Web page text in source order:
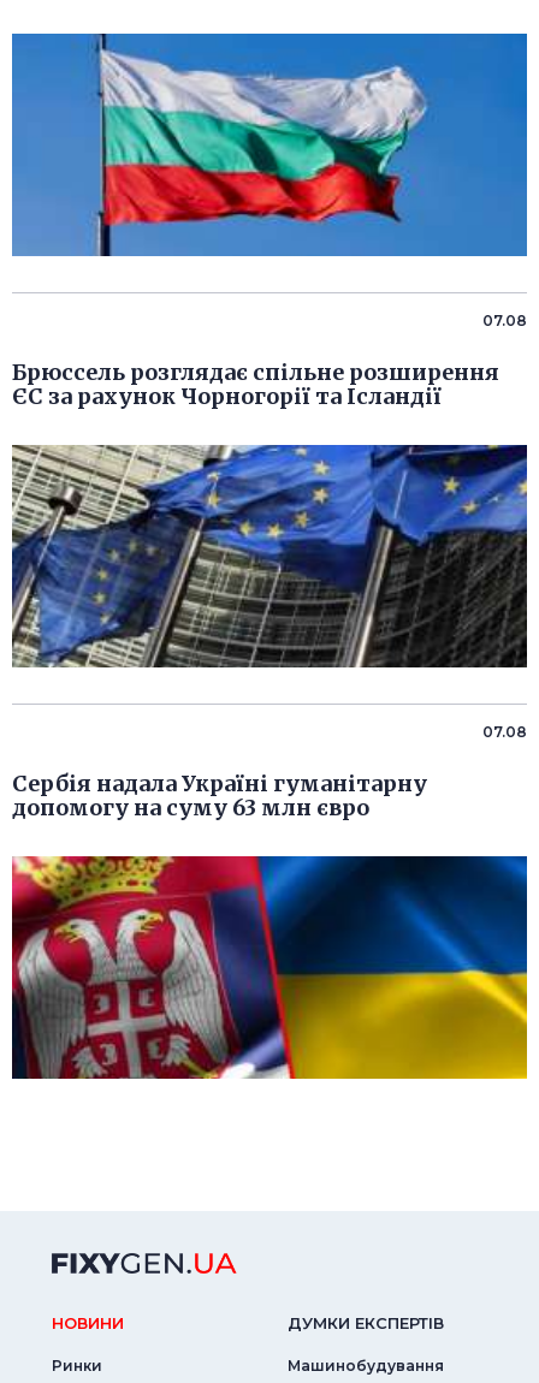
07.08
Брюссель розглядає спільне розширення
ЄС за рахунок Чорногорії та Ісландії
07.08
Сербія надала Україні гуманітарну
допомогу на суму 63 млн євро
НОВИНИ
Ринки
ДУМКИ ЕКСПЕРТIВ
Машинобудування